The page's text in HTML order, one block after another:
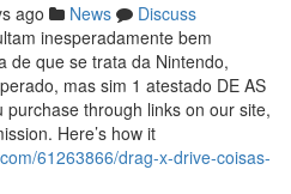
ago News
Discuss
inesperadamente bem
de que se trata da Nintendo,
mas sim 1 atestado DE AS
purchase through links on our site,
Here’s how it
61263866/drag-x-drive-coisas-